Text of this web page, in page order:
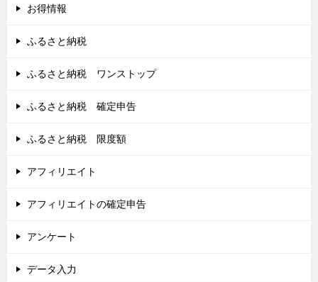
お得情報
ふるさと納税
ふるさと納税 ワンストップ
ふるさと納税 確定申告
ふるさと納税 限度額
アフィリエイト
アフィリエイトの確定申告
アンケート
データ入力